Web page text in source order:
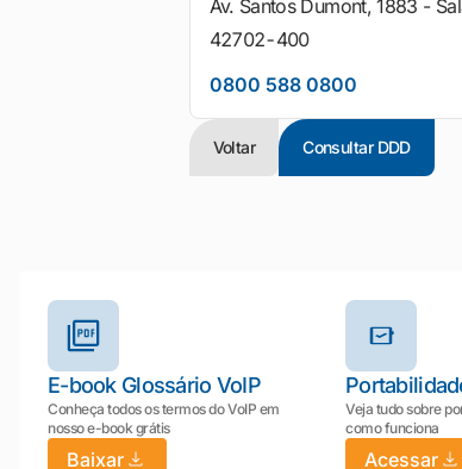
Av. Santos Dumont, 1883 -
42702-400
0800 588 0800
Voltar Consultar DDD
E-book Glossário VoIP
Conheça todos os termos do VoIP em
nosso e-book grátis
Baixar
Veja tudo sobre
como funciona
Acessar